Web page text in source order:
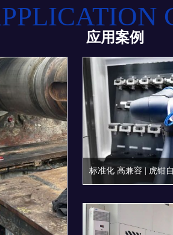
应用案例
标准化 高兼容 | 虎钳